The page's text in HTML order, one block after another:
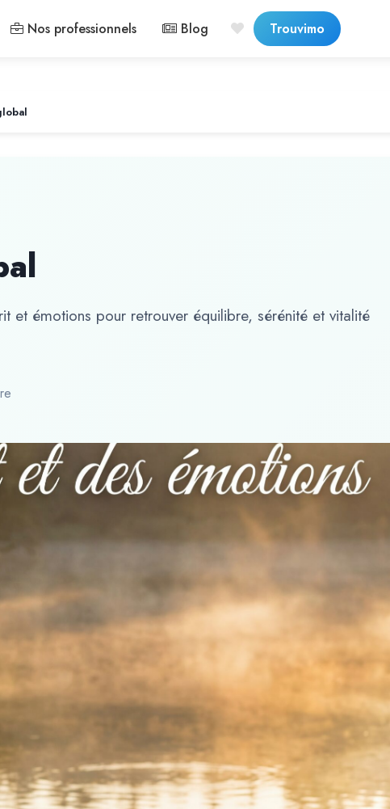
Nos professionnels Blog Trouvimo
et émotions pour retrouver équilibre, sérénité et vitalité